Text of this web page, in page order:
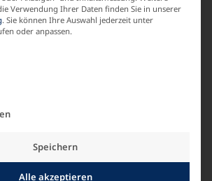
Verwendung Ihrer Daten finden Sie in unserer
. Sie können Ihre Auswahl jederzeit unter
oder anpassen.
der Service-Gruppen, für die
Speichern
Alle akzeptieren